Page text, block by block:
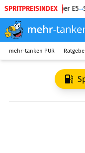
SPRITPREISINDEX
Diesel Super E5
mehr-tanken PUR